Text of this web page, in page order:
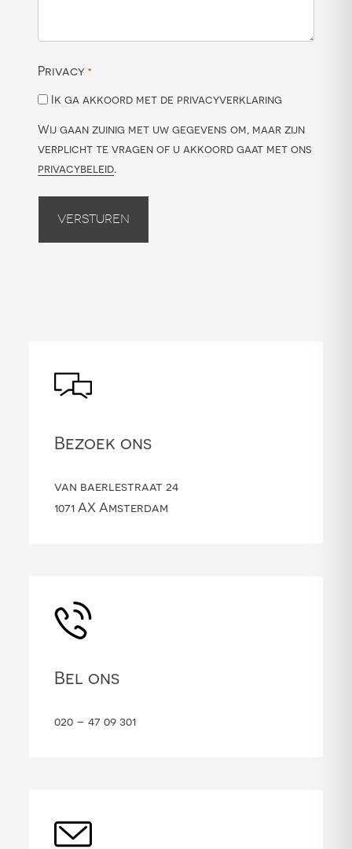
Privacy *
Ik ga akkoord met de privacyverklaring
Wij gaan zuinig met uw gegevens om, maar zijn
verplicht te vragen of u akkoord gaat met ons
privacybeleid.
Versturen
Bezoek ons
van baerlestraat 24
1071 AX Amsterdam
Bel ons
020 – 47 09 301